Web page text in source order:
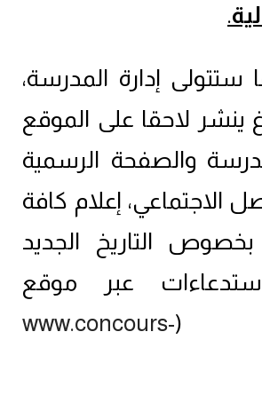
.
إدارة المدرسة،
ينشر لاحقا على الموقع
والصفحة الرسمية
الاجتماعي، إعلام كافة
التاريخ الجديد
عبر موقع
(
www.concours-